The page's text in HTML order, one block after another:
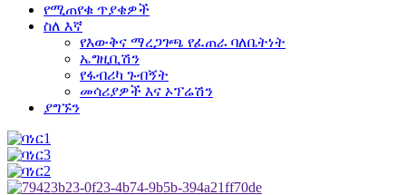
የሚጠየቁ ጥያቄዎች
ስለ እኛ
የእውቅና ማረጋገጫ የፈጠራ ባለቤትነት
ኤግዚቢሽን
የፋብሪካ ጉብኝት
መሳሪያዎች እና ኦፕሬሽን
ያግኙን